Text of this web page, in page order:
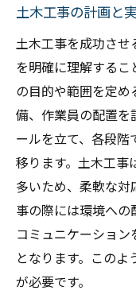
土木工事の計画と
土木工事を成功さ
を明確に理解するこ
の目的や範囲を定
備、作業員の配置を
ールを立て、各段
移ります。土木工事
多いため、柔軟な対
事の際には環境へ
コミュニケーショ
となります。この
が必要です。